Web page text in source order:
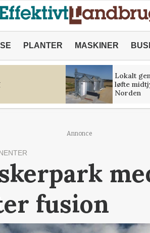
PLANTER MASKINER
Lokalt
løfte
Norden
Annonce
fusion